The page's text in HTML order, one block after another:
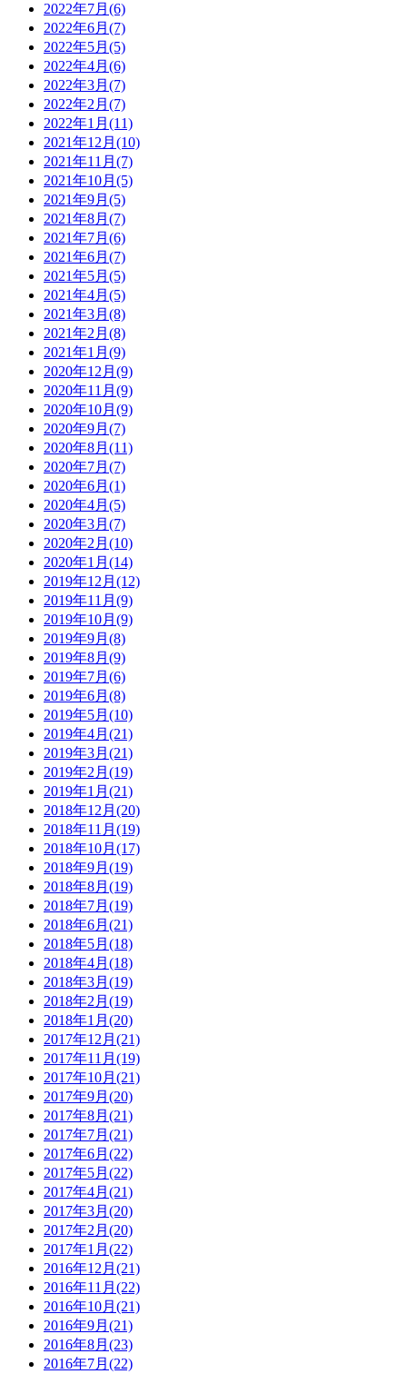
2022年7月(6)
2022年6月(7)
2022年5月(5)
2022年4月(6)
2022年3月(7)
2022年2月(7)
2022年1月(11)
2021年12月(10)
2021年11月(7)
2021年10月(5)
2021年9月(5)
2021年8月(7)
2021年7月(6)
2021年6月(7)
2021年5月(5)
2021年4月(5)
2021年3月(8)
2021年2月(8)
2021年1月(9)
2020年12月(9)
2020年11月(9)
2020年10月(9)
2020年9月(7)
2020年8月(11)
2020年7月(7)
2020年6月(1)
2020年4月(5)
2020年3月(7)
2020年2月(10)
2020年1月(14)
2019年12月(12)
2019年11月(9)
2019年10月(9)
2019年9月(8)
2019年8月(9)
2019年7月(6)
2019年6月(8)
2019年5月(10)
2019年4月(21)
2019年3月(21)
2019年2月(19)
2019年1月(21)
2018年12月(20)
2018年11月(19)
2018年10月(17)
2018年9月(19)
2018年8月(19)
2018年7月(19)
2018年6月(21)
2018年5月(18)
2018年4月(18)
2018年3月(19)
2018年2月(19)
2018年1月(20)
2017年12月(21)
2017年11月(19)
2017年10月(21)
2017年9月(20)
2017年8月(21)
2017年7月(21)
2017年6月(22)
2017年5月(22)
2017年4月(21)
2017年3月(20)
2017年2月(20)
2017年1月(22)
2016年12月(21)
2016年11月(22)
2016年10月(21)
2016年9月(21)
2016年8月(23)
2016年7月(22)